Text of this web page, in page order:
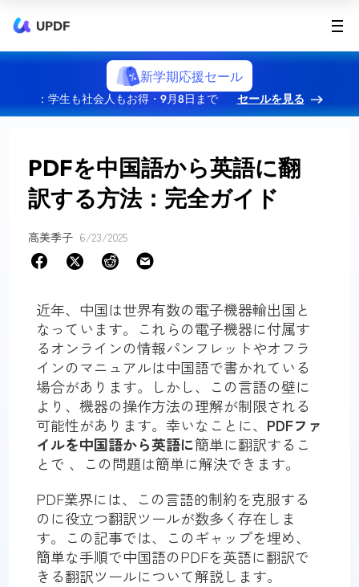
UPDF
新学期応援セール
：学生も社会人もお得・9月8日まで セールを見る
PDFを中国語から英語に翻
訳する方法：完全ガイド
高美季子 6/23/2025
近年、中国は世界有数の電子機器輸出国と
なっています。これらの電子機器に付属す
るオンラインの情報パンフレットやオフラ
インのマニュアルは中国語で書かれている
場合があります。しかし、この言語の壁に
より、機器の操作方法の理解が制限される
可能性があります。幸いなことに、 PDFファ
イルを中国語から英語に簡単に翻訳するこ
とで 、この問題は簡単に解決できます。
PDF業界には、この言語的制約を克服する
のに役立つ翻訳ツールが数多く存在しま
す。この記事では、このギャップを埋め、
簡単な手順で中国語のPDFを英語に翻訳で
きる翻訳ツールについて解説します。